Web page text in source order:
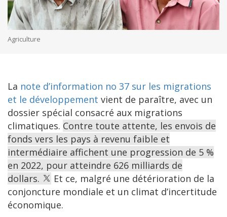
Agriculture
La note d’information no 37 sur les migrations
et le développement vient de paraître, avec un
dossier spécial consacré aux migrations
climatiques. Contre toute attente, les envois de
fonds vers les pays à revenu faible et
intermédiaire affichent une progression de 5 %
en 2022, pour atteindre 626 milliards de
dollars.
Et ce, malgré une détérioration de la
conjoncture mondiale et un climat d’incertitude
économique.